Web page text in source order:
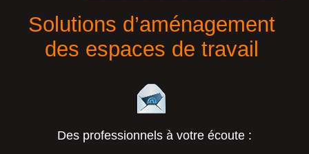
Solutions d’aménagement
des espaces de travail
Des professionnels à votre écoute :